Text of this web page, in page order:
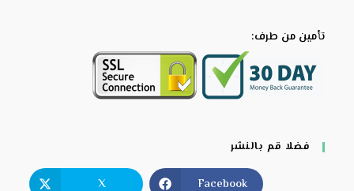
تأمين من طرف:
فضلا قم بالنشر
X Facebook